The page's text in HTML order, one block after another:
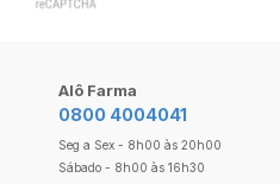
Alô Farma
0800 4004041
Seg a Sex - 8h00 às 20h00
Sábado - 8h00 às 16h30